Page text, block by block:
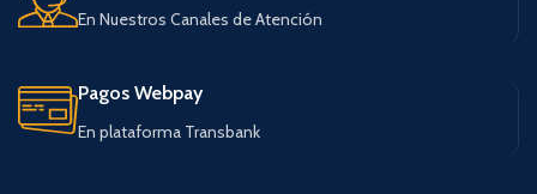
En Nuestros Canales de Atención
Pagos Webpay
En plataforma Transbank